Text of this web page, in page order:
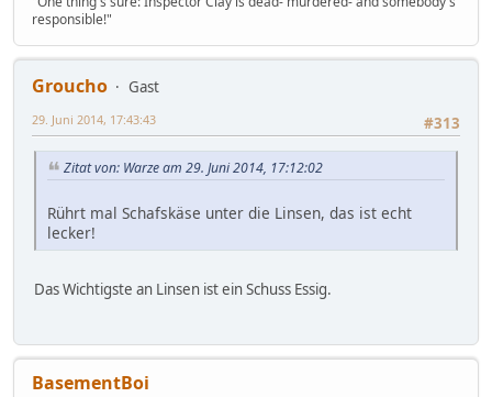
responsible!"
Groucho
Gast
#313
29. Juni 2014, 17:43:43
Zitat von: Warze am 29. Juni 2014, 17:12:02
Rührt mal Schafskäse unter die Linsen, das ist echt
lecker!
Das Wichtigste an Linsen ist ein Schuss Essig.
BasementBoi